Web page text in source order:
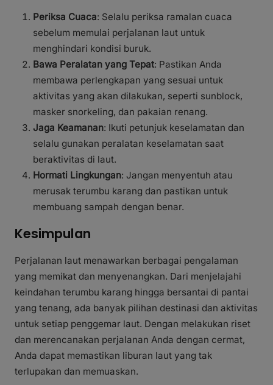
Periksa Cuaca: Selalu periksa ramalan cuaca
sebelum memulai perjalanan laut untuk
menghindari kondisi buruk.
Bawa Peralatan yang Tepat: Pastikan Anda
membawa perlengkapan yang sesuai untuk
aktivitas yang akan dilakukan, seperti sunblock,
masker snorkeling, dan pakaian renang.
Jaga Keamanan: Ikuti petunjuk keselamatan dan
selalu gunakan peralatan keselamatan saat
beraktivitas di laut.
Hormati Lingkungan: Jangan menyentuh atau
merusak terumbu karang dan pastikan untuk
membuang sampah dengan benar.
Kesimpulan
Perjalanan laut menawarkan berbagai pengalaman
yang memikat dan menyenangkan. Dari menjelajahi
keindahan terumbu karang hingga bersantai di pantai
yang tenang, ada banyak pilihan destinasi dan aktivitas
untuk setiap penggemar laut. Dengan melakukan riset
dan merencanakan perjalanan Anda dengan cermat,
Anda dapat memastikan liburan laut yang tak
terlupakan dan memuaskan.